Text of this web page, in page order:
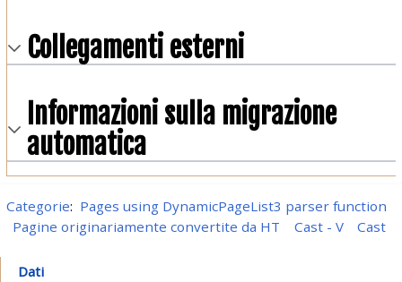
Collegamenti esterni
Informazioni sulla migrazione
automatica
Categorie: Pages using DynamicPageList3 parser function
Pagine originariamente convertite da HT
Cast - V Cast
Dati